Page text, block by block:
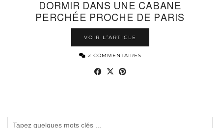
DORMIR DANS UNE CABANE
PERCHÉE PROCHE DE PARIS
VOIR L’ARTICLE
2 COMMENTAIRES